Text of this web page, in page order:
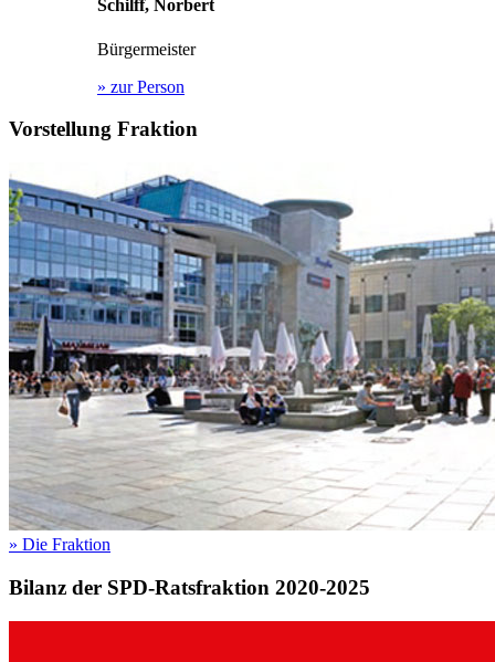
Schilff, Norbert
Bürgermeister
» zur Person
Vorstellung Fraktion
» Die Fraktion
Bilanz der SPD-Ratsfraktion 2020-2025